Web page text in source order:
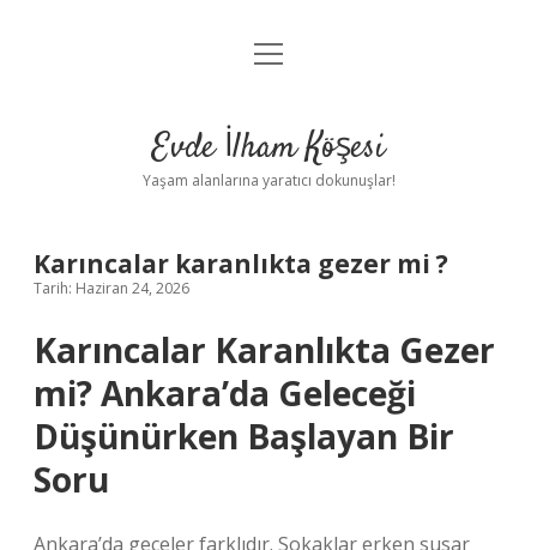
Anasayfa
Yasal Uyarı
menüyü
Evde İlham Köşesi
Yaşam alanlarına yaratıcı dokunuşlar!
Karıncalar karanlıkta gezer mi ?
Tarih: Haziran 24, 2026
Karıncalar Karanlıkta Gezer
mi? Ankara’da Geleceği
Düşünürken Başlayan Bir
Soru
Ankara’da geceler farklıdır. Sokaklar erken susar